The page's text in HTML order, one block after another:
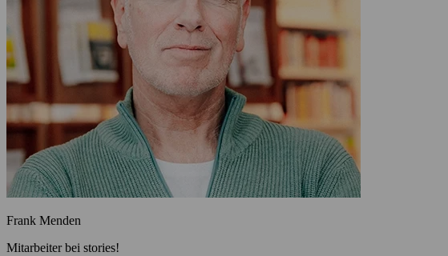
Frank Menden
Mitarbeiter bei stories!